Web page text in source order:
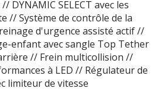
DYNAMIC SELECT avec les
// Système de contrôle de la
d'urgence assisté actif //
enfant avec sangle Top Tether
// Frein multicollision //
à LED // Régulateur de
limiteur de vitesse